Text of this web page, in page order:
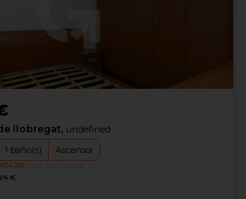
llobregat, undefined
1 baño(s) Ascensor
€